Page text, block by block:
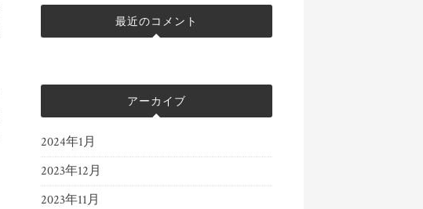
最近のコメント
アーカイブ
2024年1月
2023年12月
2023年11月